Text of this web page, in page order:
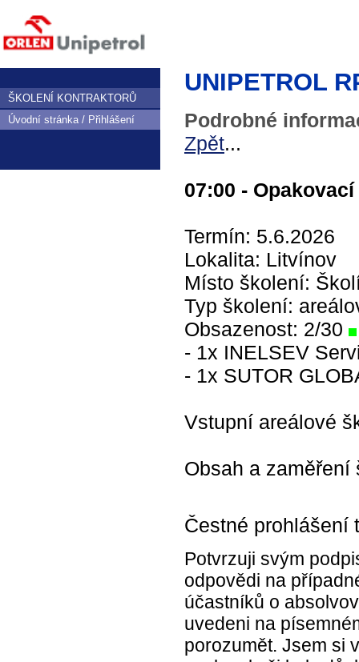
ŠKOLENÍ KONTRAKTORŮ
Úvodní stránka / Přihlášení
UNIPETROL
Podrobné
Zpět...
07:00 -
Termín: 5.6.2026
Lokalita: Litvínov
Místo školení:
Typ školení:
Obsazenost: 2/30
- 1x INELSEV
- 1x SUTOR
Vstupní areálové
Obsah a zaměření
Čestné prohlášení
Potvrzuji svým
odpovědi na
účastníků o
uvedeni na
porozumět. Jsem si